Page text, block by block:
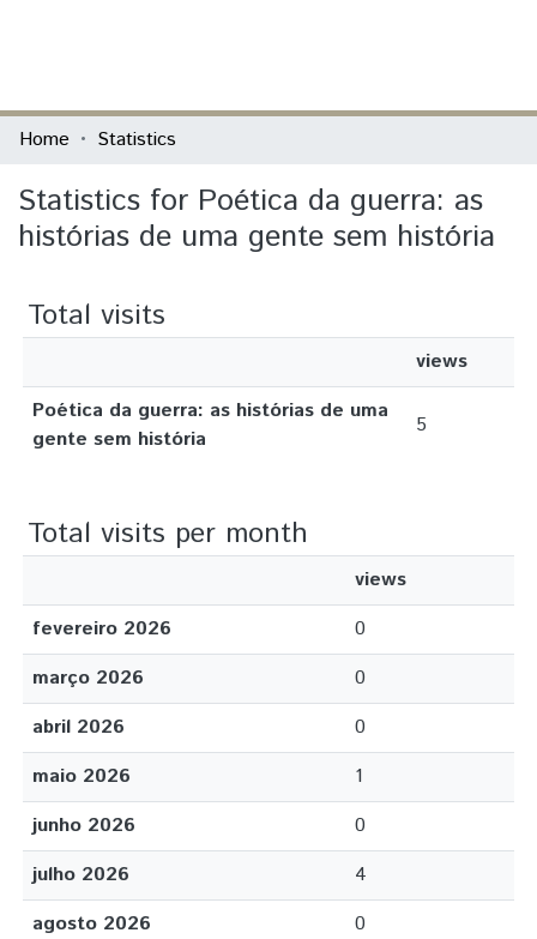
Communities & Collections
All of DSpace
Home Statistics
Statistics for Poética da guerra: as
histórias de uma gente sem história
Total visits
views
Poética da guerra: as histórias de uma
gente sem história
5
Total visits per month
views
fevereiro 2026
0
março 2026
0
abril 2026
0
maio 2026
1
junho 2026
0
julho 2026
4
agosto 2026
0